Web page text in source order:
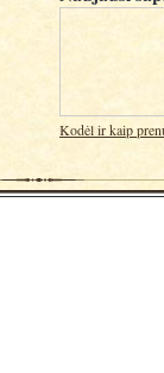
Kodėl ir kaip